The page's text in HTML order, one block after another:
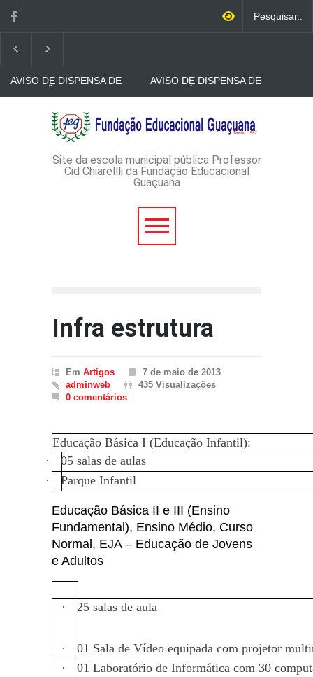
AVISO DE DISPENSA DE
LICITAÇÃO Nº 53/2026-
PROCESSO
ADMINISTRATIVO Nº
165/2026
AVISO DE DISPENSA DE
LICITAÇÃO Nº 52/2026-
ADMINISTRATIVO Nº
149/2026
AVISO DE DISPENSA DE
LICITAÇÃO - DISPENSA DE
LICITAÇÃO Nº 51/2026 -
ADMINISTRATIVO Nº
Site da escola municipal pública Professor
Cid Chiarellli da Fundação Educacional
Guaçuana
Infra estrutura
Em Artigos
7 de maio de 2013
adminweb
435 Visualizações
0 comentários
Educação Básica I (Educação Infantil):
·
05 salas de aulas
·
Parque Infantil
Educação Básica II e III (Ensino
Fundamental), Ensino Médio, Curso
Normal, EJA – Educação de Jovens
e Adultos
· 25 salas de aula
·
01 Sala de Vídeo equipada com projetor
·
01 Laboratório de Informática com 30